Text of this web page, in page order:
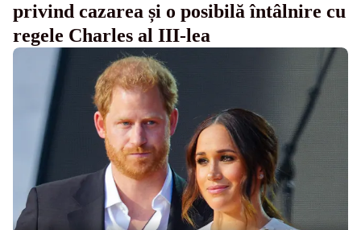
privind cazarea și o posibilă întâlnire cu
regele Charles al III-lea